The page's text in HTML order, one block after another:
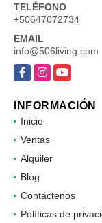
TELÉFONO
+50647072734
EMAIL
info@506living.com
Facebook
InstagramYouTube
INFORMACIÓN
Inicio
Ventas
Alquiler
Blog
Contáctenos
Políticas de